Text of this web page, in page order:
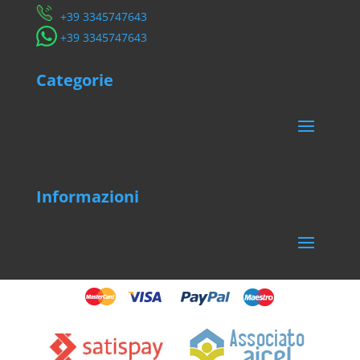
​+39 3345747643
​+39 3345747643
Categorie
Informazioni